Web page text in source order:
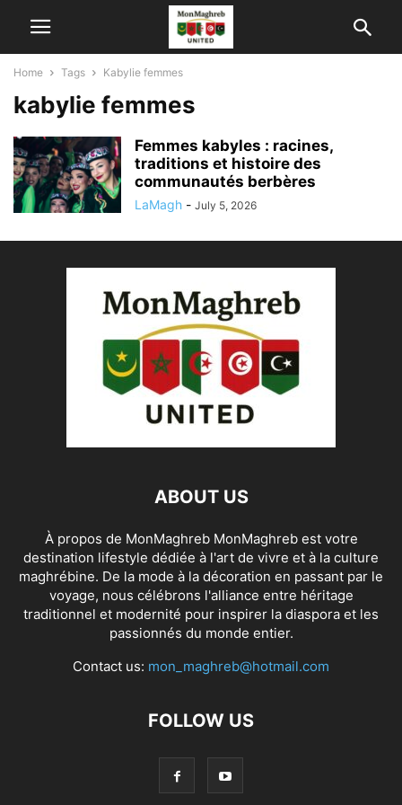
Home Tags Kabylie femmes
kabylie femmes
Femmes kabyles : racines,
traditions et histoire des
communautés berbères
LaMagh - July 5, 2026
ABOUT US
À propos de MonMaghreb MonMaghreb est votre
destination lifestyle dédiée à l'art de vivre et à la culture
maghrébine. De la mode à la décoration en passant par le
voyage, nous célébrons l'alliance entre héritage
traditionnel et modernité pour inspirer la diaspora et les
passionnés du monde entier.
Contact us: mon_maghreb@hotmail.com
FOLLOW US